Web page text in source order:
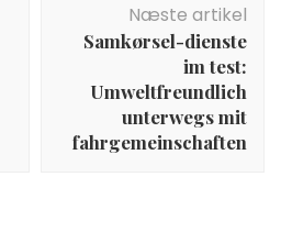
Næste artikel
Samkørsel-dienste
im test:
Umweltfreundlich
unterwegs mit
fahrgemeinschaften